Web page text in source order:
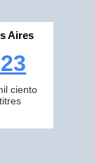
Aires
ciento